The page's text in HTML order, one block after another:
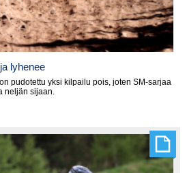
lyhenee
pudotettu yksi kilpailu pois, joten SM-sarjaa
neljän sijaan.